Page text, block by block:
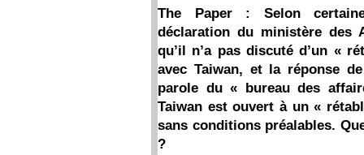
The Paper : Selon
déclaration du ministère des
qu’il n’a pas discuté d’un «
avec Taiwan, et la réponse
parole du « bureau des
Taiwan est ouvert à un «
sans conditions préalables.
?